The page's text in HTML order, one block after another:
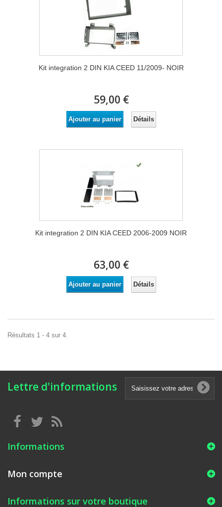
Kit integration 2 DIN KIA CEED 11/2009- NOIR
59,00 €
Ajouter au panier Détails
Kit integration 2 DIN KIA CEED 2006-2009 NOIR
63,00 €
Ajouter au panier Détails
Résultats 1 - 4 sur 4.
Lettre d'informations
Informations
Mon compte
Informations sur votre boutique